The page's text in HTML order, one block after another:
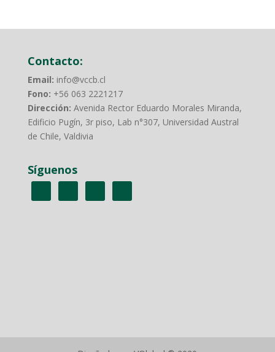
Contacto:
Email: info@vccb.cl
Fono: +56 063 2221217
Dirección: Avenida Rector Eduardo Morales Miranda,
Edificio Pugín, 3r piso, Lab n°307, Universidad Austral
de Chile, Valdivia
Síguenos